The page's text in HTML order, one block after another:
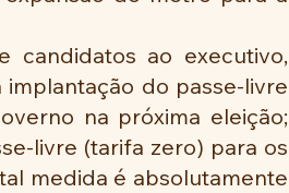
candidatos ao executivo,
do passe-livre
na próxima eleição;
livre (tarifa zero) para os
medida é absolutamente